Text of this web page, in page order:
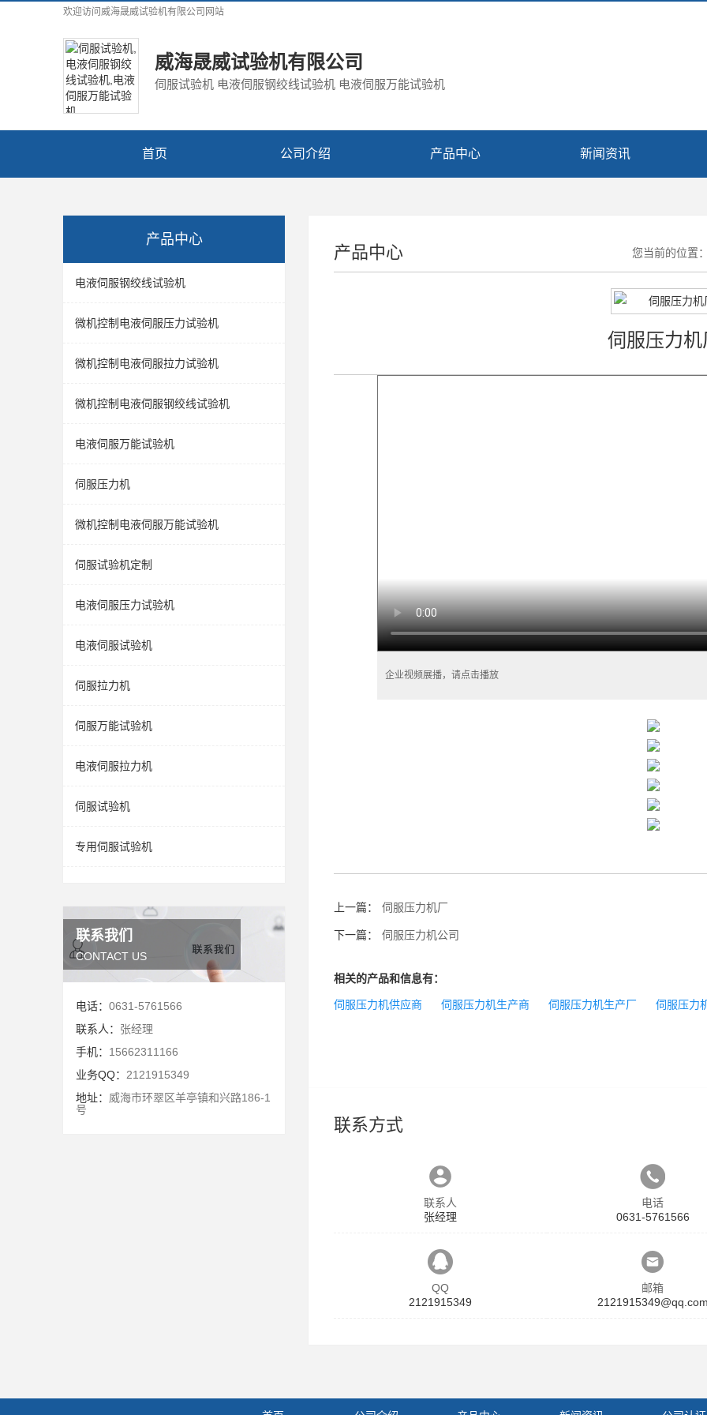
欢迎访问 威海晟威试验机有限公司 网站
威海晟威试验机有限公司
伺服试验机 电液伺服钢绞线试验机 电液伺服万能试验机
首页 公司介绍 产品中心 新闻资讯
产品中心
电液伺服钢绞线试验机
微机控制电液伺服压力试验机
微机控制电液伺服拉力试验机
微机控制电液伺服钢绞线试验机
电液伺服万能试验机
伺服压力机
微机控制电液伺服万能试验机
伺服试验机定制
电液伺服压力试验机
电液伺服试验机
伺服拉力机
伺服万能试验机
电液伺服拉力机
伺服试验机
专用伺服试验机
联系我们
CONTACT US
电话： 0631-5761566
联系人： 张经理
手机： 15662311166
业务QQ： 2121915349
地址： 威海市环翠区羊亭镇和兴路186-1
号
产品中心 您当前的位置
伺服压力机
企业视频展播，请点击播放
上一篇： 伺服压力机厂
下一篇： 伺服压力机公司
相关的产品和信息有：
伺服压力机供应商 伺服压力机生产商 伺服压力机生产厂 伺服压力
联系方式
联系人
张经理
电话
0631-5761566
QQ
2121915349
邮箱